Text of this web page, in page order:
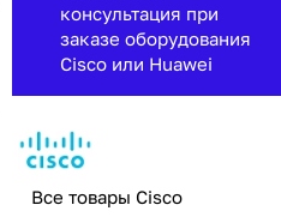
консультация при
заказе оборудования
Cisco или Huawei
Все товары Cisco